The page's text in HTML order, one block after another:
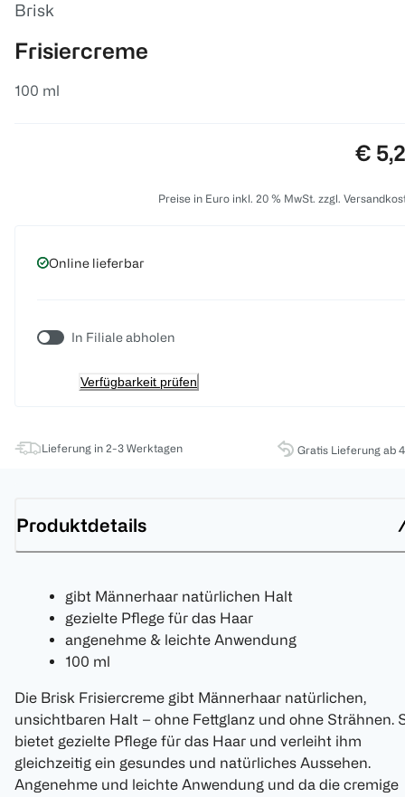
Brisk
Frisiercreme
100 ml
€
Preise in Euro inkl. 20 % MwSt. zzgl.
Online lieferbar
In Filiale abholen
Verfügbarkeit prüfen
Lieferung in 2-3 Werktagen Gratis Lieferung ab
Produktdetails
gibt Männerhaar natürlichen Halt
gezielte Pflege für das Haar
angenehme & leichte Anwendung
100 ml
Die Brisk Frisiercreme gibt Männerhaar natürlichen,
unsichtbaren Halt – ohne Fettglanz und ohne Strähnen.
bietet gezielte Pflege für das Haar und verleiht ihm
gleichzeitig ein gesundes und natürliches Aussehen.
Angenehme und leichte Anwendung und da die cremige